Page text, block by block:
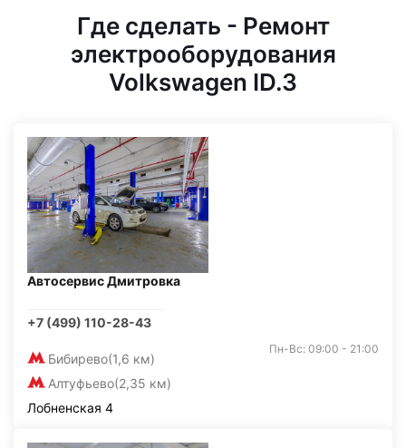
Где сделать - Ремонт
электрооборудования
Volkswagen ID.3
Автосервис Дмитровка
+7 (499) 110-28-43
Бибирево(1,6 км)
Алтуфьево(2,35 км)
Пн-Вс: 09:00 - 21:00
Лобненская 4